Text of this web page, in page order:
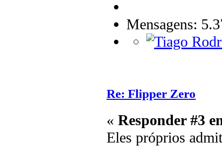
Mensagens:
Re: Flipper Zero
« Responder #3
Eles próprios